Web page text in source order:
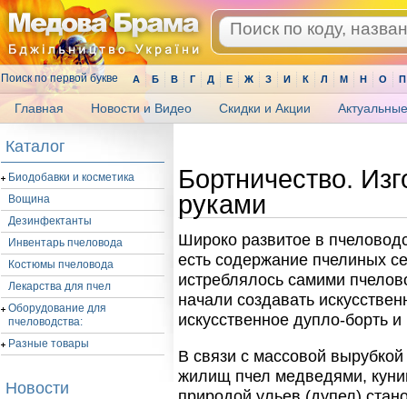
Поиск по первой букве А Б В Г Д Е Ж З И К Л М Н О П
Главная Новости и Видео Скидки и Акции
Каталог
Биодобавки и косметика
Вощина
Дезинфектанты
Инвентарь пчеловода
Костюмы пчеловода
Лекарства для пчел
Оборудование для
пчеловодства:
Разные товары
Новости
Бортничество.
руками
Широко развитое в
есть содержание пчелиных
истреблялось самими
начали создавать
искусственное дупло-борть
В связи с массовой
жилищ пчел медведями,